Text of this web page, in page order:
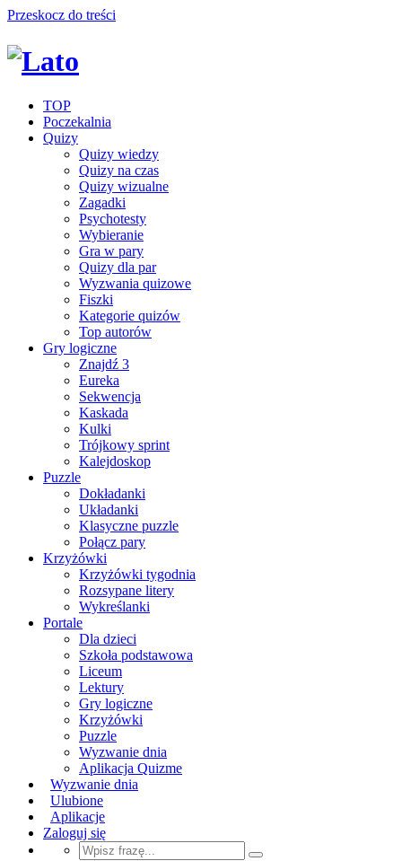
Przeskocz do treści
TOP
Poczekalnia
Quizy
Quizy wiedzy
Quizy na czas
Quizy wizualne
Zagadki
Psychotesty
Wybieranie
Gra w pary
Quizy dla par
Wyzwania quizowe
Fiszki
Kategorie quizów
Top autorów
Gry logiczne
Znajdź 3
Eureka
Sekwencja
Kaskada
Kulki
Trójkowy sprint
Kalejdoskop
Puzzle
Dokładanki
Układanki
Klasyczne puzzle
Połącz pary
Krzyżówki
Krzyżówki tygodnia
Rozsypane litery
Wykreślanki
Portale
Dla dzieci
Szkoła podstawowa
Liceum
Lektury
Gry logiczne
Krzyżówki
Puzzle
Wyzwanie dnia
Aplikacja Quizme
Wyzwanie dnia
Ulubione
Aplikacje
Zaloguj się